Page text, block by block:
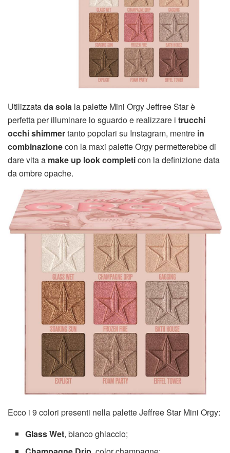
Utilizzatada sola la palette Mini Orgy Jeffree Star è
perfetta per illuminare lo sguardo e realizzare i trucchi
occhi shimmertanto popolari su Instagram, mentre in
combinazionecon la maxi palette Orgy permetterebbe di
dare vita a make up look completicon la definizione data
da ombre opache.
Ecco i 9 colori presenti nella palette Jeffree Star Mini Orgy:
Glass Wet, bianco ghiaccio;